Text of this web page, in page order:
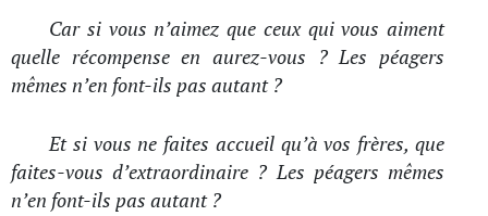
Car si vous n’aimez que ceux qui vous aiment
quelle récompense en aurez-vous ? Les péagers
mêmes n’en font-ils pas autant ?
Et si vous ne faites accueil qu’à vos frères, que
faites-vous d’extraordinaire ? Les péagers mêmes
n’en font-ils pas autant ?